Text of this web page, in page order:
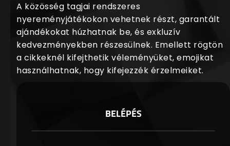
A közösség tagjai rendszeres
nyereményjátékokon vehetnek részt, garantált
ajándékokat húzhatnak be, és exkluzív
kedvezményekben részesülnek. Emellett rögtön
a cikkeknél kifejthetik véleményüket, emojikat
használhatnak, hogy kifejezzék érzelmeiket.
BELÉPÉS